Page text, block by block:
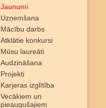
Jaunumi
Uzņemšana
Mācību darbs
Atklātie konkursi
Mūsu laureāti
Audzināšana
Projekti
Karjeras izglītība
Vecākiem un
pieaugušajiem